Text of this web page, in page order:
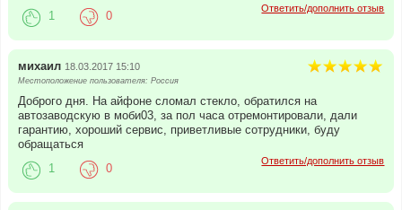
Ответить/дополнить отзыв
1 0
михаил 18.03.2017 15:10
Местоположение пользователя: Россия
Доброго дня. На айфоне сломал стекло, обратился на
автозаводскую в моби03, за пол часа отремонтировали, дали
гарантию, хороший сервис, приветливые сотрудники, буду
обращаться
Ответить/дополнить отзыв
1 0